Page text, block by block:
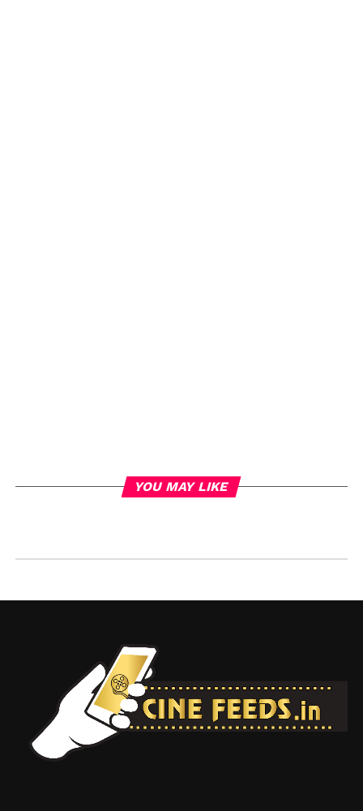
YOU MAY LIKE